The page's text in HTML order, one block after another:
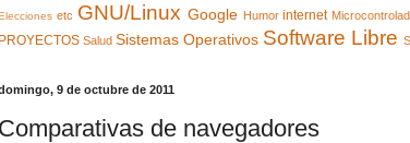
etc GNU/Linux Google Humor internet
PROYECTOS Salud Sistemas Operativos Software Libre
9 de octubre de 2011
Comparativas de navegadores